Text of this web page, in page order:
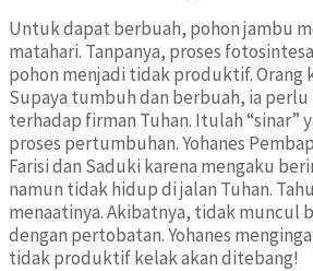
Untuk dapat berbuah, pohon jambu
matahari. Tanpanya, proses
pohon menjadi tidak produktif. Orang
Supaya tumbuh dan berbuah, ia
terhadap firman Tuhan. Itulah “sinar”
proses pertumbuhan. Yohanes
Farisi dan Saduki karena mengaku
namun tidak hidup di jalan Tuhan.
menaatinya. Akibatnya, tidak muncul
dengan pertobatan. Yohanes
tidak produktif kelak akan ditebang!